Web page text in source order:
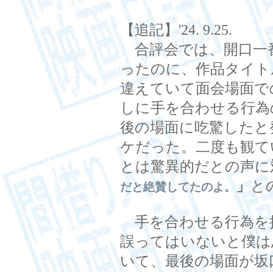
【追記】'24. 9.25.
合評会では、開口一
ったのに、作品タイ
違えていて面会場面
しに手を合わせる行
後の場面に吃驚した
ケだった。二度も観
とは驚異的だとの声
だと絶賛してたのよ。」と
手を合わせる行為を
誤ってはいないと僕
いて、最後の場面が